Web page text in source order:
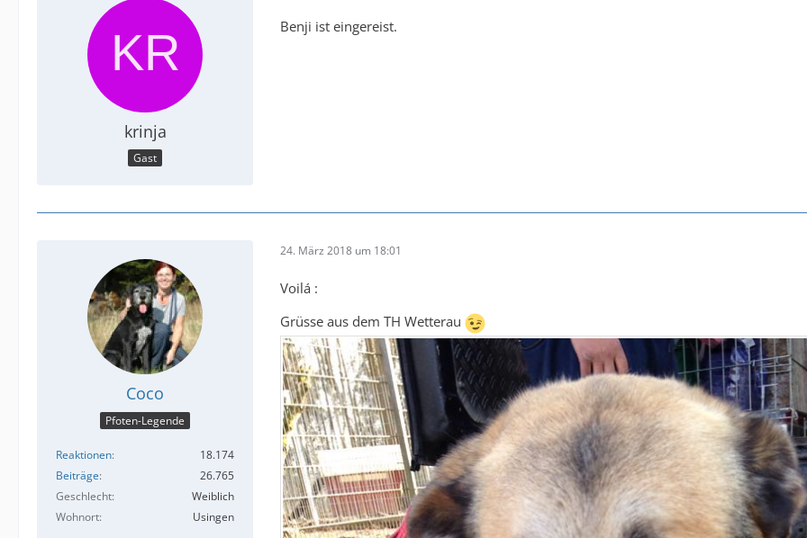
krinja
Gast
Benji ist eingereist.
Coco
Pfoten-Legende
Reaktionen
18.174
Beiträge
26.765
Geschlecht
Weiblich
Wohnort
Usingen
24. März 2018 um 18:01
Voilá :
Grüsse aus dem TH Wetterau